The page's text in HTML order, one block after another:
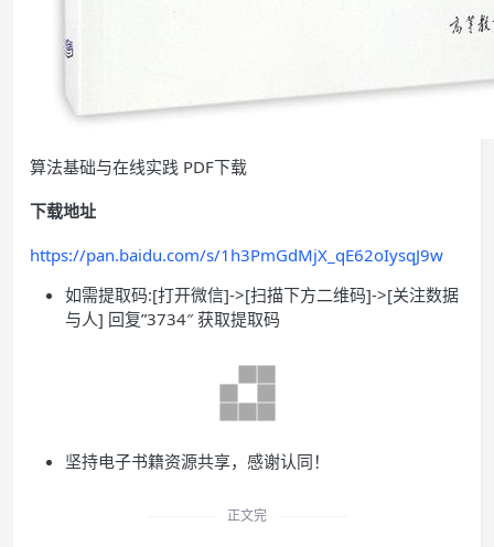
算法基础与在线实践 PDF下载
下载地址
https://pan.baidu.com/s/1h3PmGdMjX_qE62oIysqJ9w
如需提取码:[打开微信]->[扫描下方二维码]->[关注数据
与人] 回复”3734″ 获取提取码
坚持电子书籍资源共享，感谢认同！
正文完